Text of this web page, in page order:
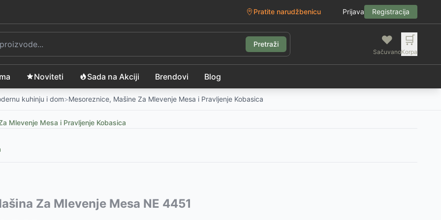
Pratite narudžbenicu Prijava Registracija
Pretraži ❤️
Sačuvano
🛒
Korpa
Noviteti Sada na Akciji Brendovi Blog
kuhinju i dom>Mesoreznice, Mašine Za Mlevenje Mesa i Pravljenje Kobasica
Mlevenje Mesa i Pravljenje Kobasica
5299RSD
MG1303TS
RSD
Za Mlevenje Mesa NE 4451